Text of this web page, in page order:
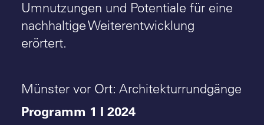
Umnutzungen und Potentiale für eine
nachhaltige Weiterentwicklung
erörtert.
Münster vor Ort: Architekturrundgänge
Programm 1 I 2024